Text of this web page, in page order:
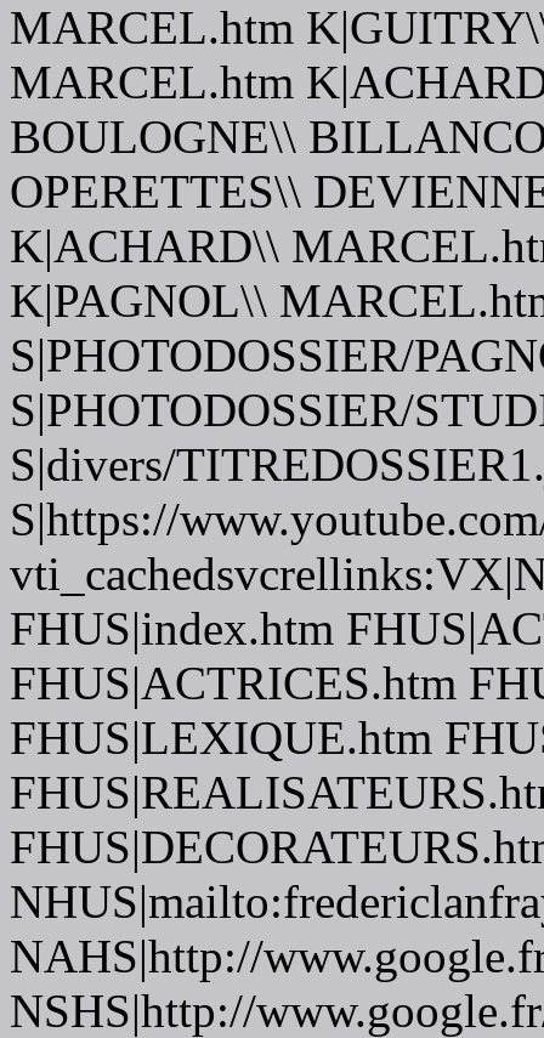
MARCEL.htm
MARCEL.htm
BOULOGNE\\
OPERETTES\\
K|ACHARD\\
K|PAGNOL\\
S|PHOTODOSSIER/
S|PHOTODOSSIER/
S|divers/
S|https://
FHUS|index.htm
FHUS|ACTRICES.htm
FHUS|LEXIQUE.htm
NAHS|http://
NSHS|http://